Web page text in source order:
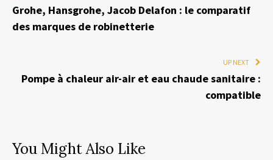
Grohe, Hansgrohe, Jacob Delafon : le comparatif
des marques de robinetterie
UP NEXT
Pompe à chaleur air-air et eau chaude sanitaire :
compatible
You Might Also Like